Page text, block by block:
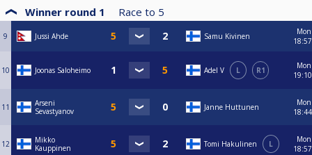
Winner round 1 Race to 5
9 Jussi Ahde Samu Kivinen
Mon
18:57
10 Joonas Saloheimo Adel V L R1
Mon
19:10
11
Arseni
Sevastyanov
Janne Huttunen
Mon
18:44
12
Mikko
Kauppinen
Tomi Hakulinen L
Mon
18:57